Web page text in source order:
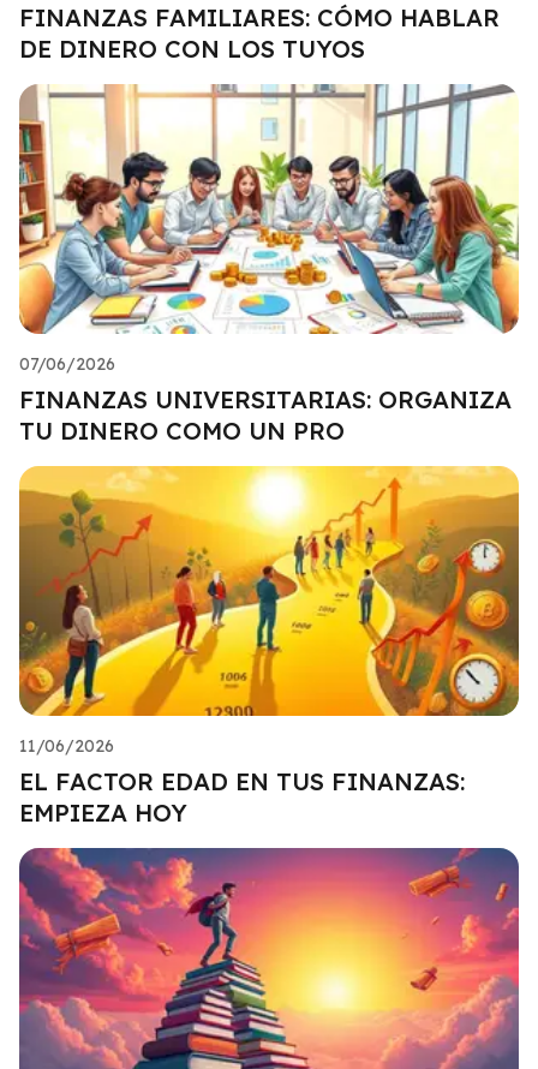
FINANZAS FAMILIARES: CÓMO HABLAR
DE DINERO CON LOS TUYOS
07/06/2026
FINANZAS UNIVERSITARIAS: ORGANIZA
TU DINERO COMO UN PRO
11/06/2026
EL FACTOR EDAD EN TUS FINANZAS:
EMPIEZA HOY